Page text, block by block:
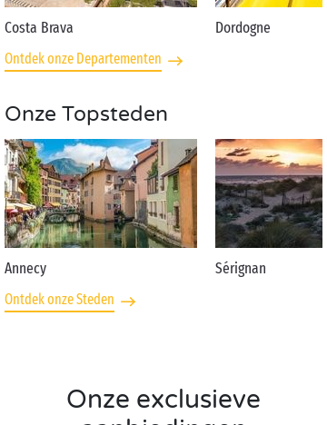
Costa Brava Dordogne
Ontdek onze Departementen
Onze Topsteden
Annecy Sérignan
Ontdek onze Steden
Onze exclusieve